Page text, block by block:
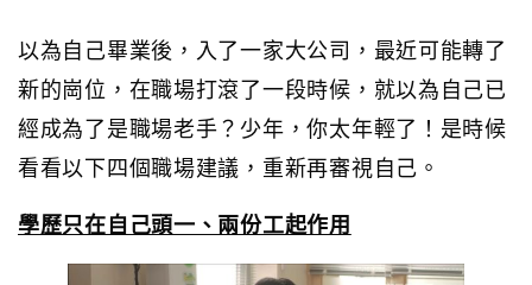
以為自己畢業後，入了一家大公司，最近可能轉了
新的崗位，在職場打滾了一段時候，就以為自己已
經成為了是職場老手？少年，你太年輕了！是時候
看看以下四個職場建議，重新再審視自己。
學歷只在自己頭一、兩份工起作用